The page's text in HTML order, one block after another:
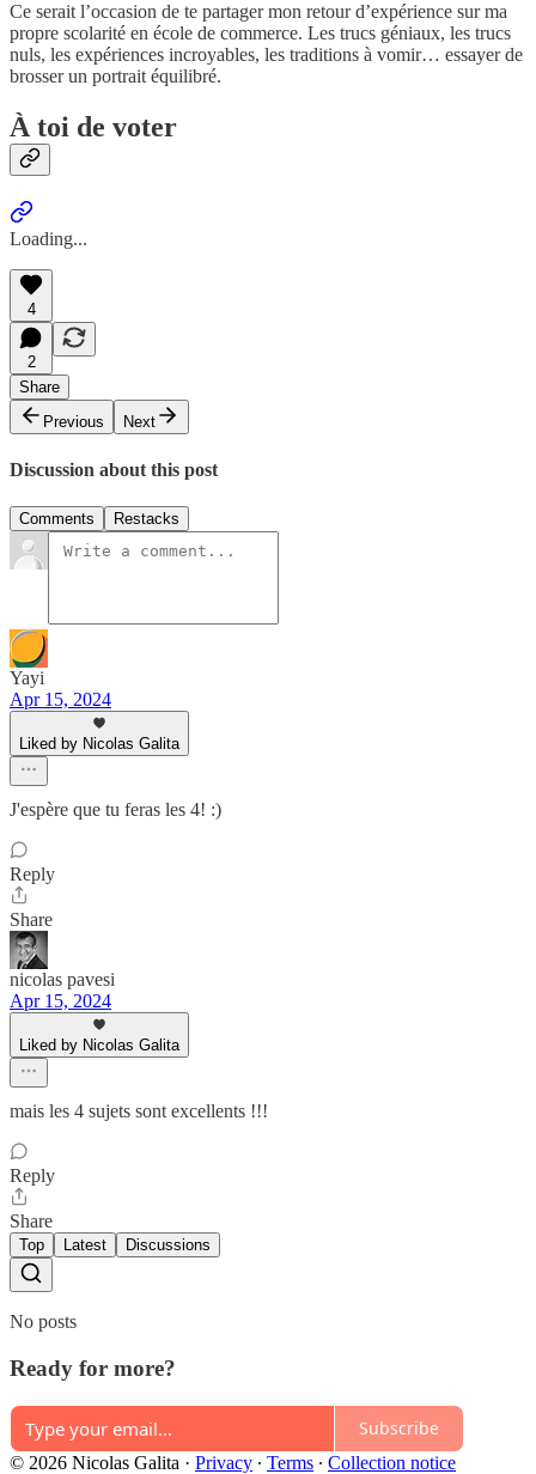
Ce serait l’occasion de te partager mon retour d’expérience sur ma
propre scolarité en école de commerce. Les trucs géniaux, les trucs
nuls, les expériences incroyables, les traditions à vomir… essayer de
brosser un portrait équilibré.
À toi de voter
Loading...
4
2
Share
Previous
Next
Discussion about this post
Comments Restacks
Yayi
Apr 15, 2024
Liked by Nicolas Galita
J'espère que tu feras les 4! :)
Reply
Share
nicolas pavesi
Apr 15, 2024
Liked by Nicolas Galita
mais les 4 sujets sont excellents !!!
Reply
Share
Top Latest Discussions
No posts
Ready for more?
Subscribe
© 2026 Nicolas Galita · Privacy ∙ Terms ∙ Collection notice